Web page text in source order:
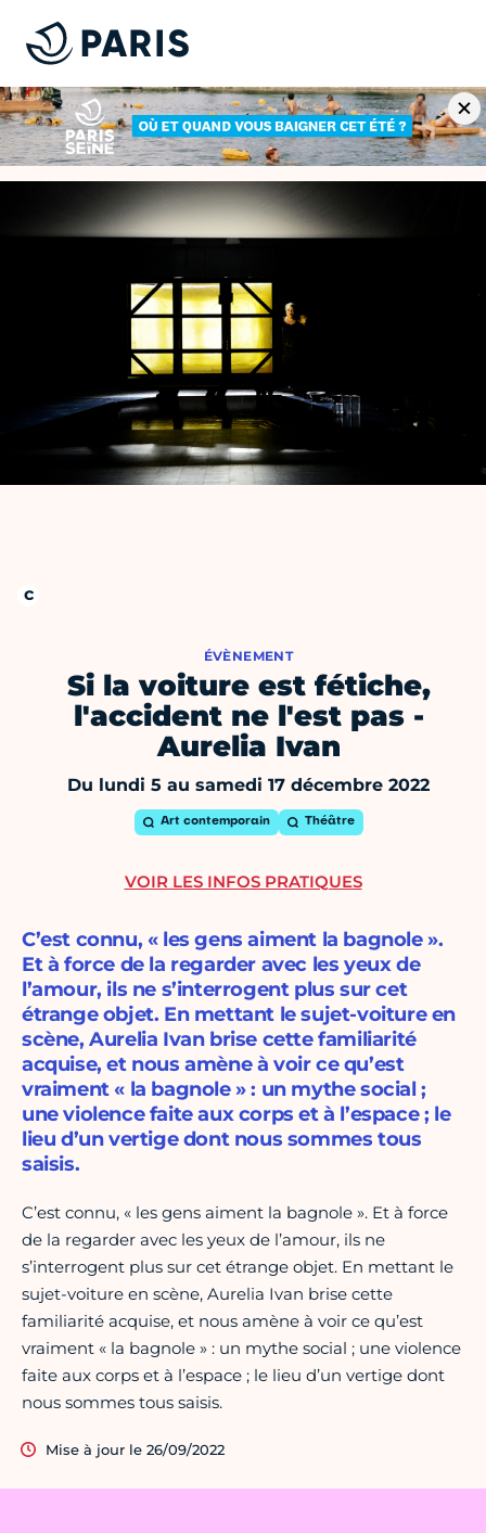
ÉVÈNEMENT
Si la voiture est fétiche,
l'accident ne l'est pas -
Aurelia Ivan
Du lundi 5 au samedi 17 décembre 2022
Art contemporain Théâtre
C’est connu, « les gens aiment la bagnole ».
Et à force de la regarder avec les yeux de
l’amour, ils ne s’interrogent plus sur cet
étrange objet. En mettant le sujet-voiture en
scène, Aurelia Ivan brise cette familiarité
acquise, et nous amène à voir ce qu’est
vraiment « la bagnole » : un mythe social ;
une violence faite aux corps et à l’espace ; le
lieu d’un vertige dont nous sommes tous
saisis.
C’est connu, « les gens aiment la bagnole ». Et à force
de la regarder avec les yeux de l’amour, ils ne
s’interrogent plus sur cet étrange objet. En mettant le
sujet-voiture en scène, Aurelia Ivan brise cette
familiarité acquise, et nous amène à voir ce qu’est
vraiment « la bagnole » : un mythe social ; une violence
faite aux corps et à l’espace ; le lieu d’un vertige dont
nous sommes tous saisis.
Mise à jour le 26/09/2022
VOIR LES INFOS PRATIQUES